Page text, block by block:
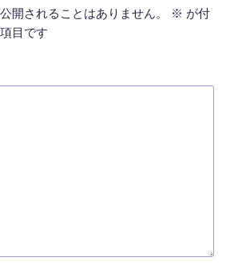
開されることはありません。 ※ が付
目です